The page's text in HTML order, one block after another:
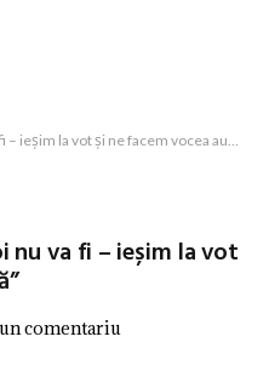
ieșim la vot și ne facem vocea auzită”
nu va fi – ieșim la vot
comentariu